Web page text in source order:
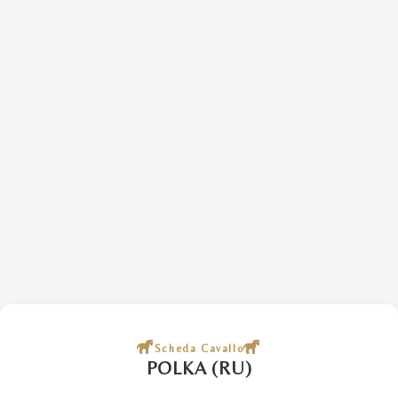
Scheda Cavallo
POLKA (RU)